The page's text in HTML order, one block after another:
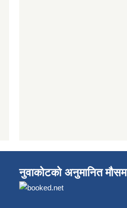
नुवाकोटको अनुमानित मौसम